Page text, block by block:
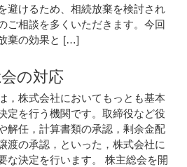
避けるため、相続放棄を検討され
ご相談を多くいただきます。今回
棄の効果と […]
の対応
，株式会社においてもっとも基本
定を行う機関です。取締役など役
解任，計算書類の承認，剰余金配
渡の承認，といった，株式会社に
な決定を行います。 株主総会を開